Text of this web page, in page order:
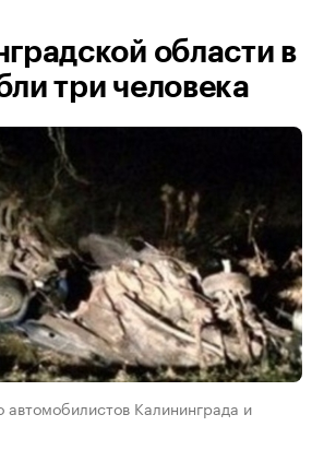
области в
три человека
Калининграда и